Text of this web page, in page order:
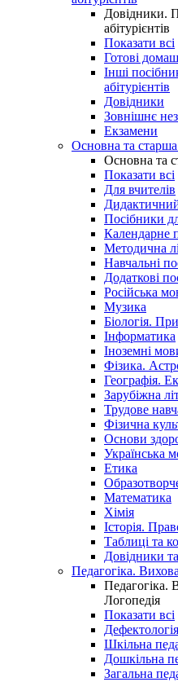
Довідники.
абітурієнтів
Показати всі
Готові
Інші
абітурієнтів
Довідники
Зовнішнє
Екзамени
Основна та
Основна та
Показати всі
Для вчителів
Посібники
Календарне
Методична
Навчальні
Додаткові
Російська
Музика
Біологія.
Інформатика
Іноземні
Фізика.
Географія.
Зарубіжна
Трудове
Фізична
Основи
Українська
Етика
Математика
Хімія
Історія.
Таблиці та
Довідники
Педагогіка.
Педагогіка.
Логопедія
Показати всі
Шкільна
Дошкільна
Загальна